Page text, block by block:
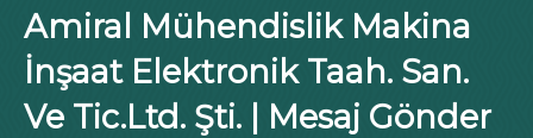
Amiral Mühendislik Makina
İnşaat Elektronik Taah. San.
Ve Tic.Ltd. Şti. | Mesaj Gönder